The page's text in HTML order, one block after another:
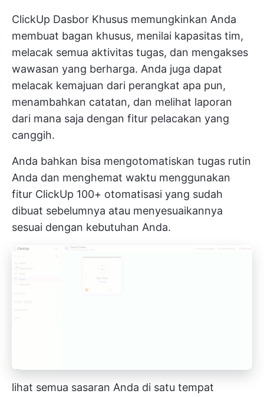
ClickUp Dasbor Khusus memungkinkan Anda
membuat bagan khusus, menilai kapasitas tim,
melacak semua aktivitas tugas, dan mengakses
wawasan yang berharga. Anda juga dapat
melacak kemajuan dari perangkat apa pun,
menambahkan catatan, dan melihat laporan
dari mana saja dengan fitur pelacakan yang
canggih.
Anda bahkan bisa mengotomatiskan tugas rutin
Anda dan menghemat waktu menggunakan
fitur ClickUp 100+ otomatisasi yang sudah
dibuat sebelumnya atau menyesuaikannya
sesuai dengan kebutuhan Anda.
lihat semua sasaran Anda di satu tempat